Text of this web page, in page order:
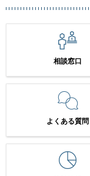
相談窓口
よくある質問